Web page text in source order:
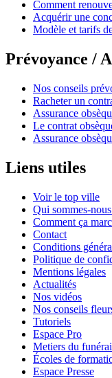
Comment
Acquérir une
Modèle et tarifs
Prévoyance /
Nos conseils
Racheter un
Assurance
Le contrat
Assurance
Liens utiles
Voir le top ville
Qui sommes-
Comment ça
Contact
Conditions
Politique de
Mentions légales
Actualités
Nos vidéos
Nos conseils
Tutoriels
Espace Pro
Metiers du
Écoles de
Espace Presse